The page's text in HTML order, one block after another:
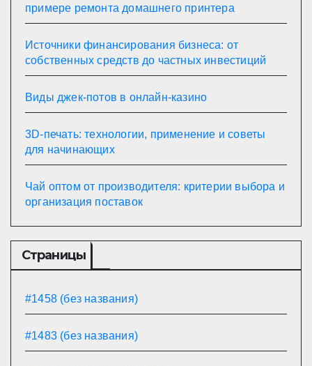
примере ремонта домашнего принтера
Источники финансирования бизнеса: от
собственных средств до частных инвестиций
Виды джек-потов в онлайн-казино
3D-печать: технологии, применение и советы
для начинающих
Чай оптом от производителя: критерии выбора и
организация поставок
Страницы
#1458 (без названия)
#1483 (без названия)